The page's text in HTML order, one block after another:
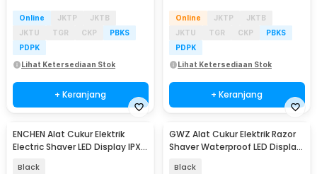
Online JKTP
JKTB
JKTU
TGR CKP
PBKS
PDPK
Lihat Ketersediaan Stok
+ Keranjang
Online JKTP
JKTB
JKTU
TGR CKP
PBKS
PDPK
Lihat Ketersediaan Stok
+ Keranjang
ENCHEN Alat Cukur Elektrik
Electric Shaver LED Display IPX7
Black
GWZ Alat Cukur Elektrik Razor
Shaver Waterproof LED Display
Black